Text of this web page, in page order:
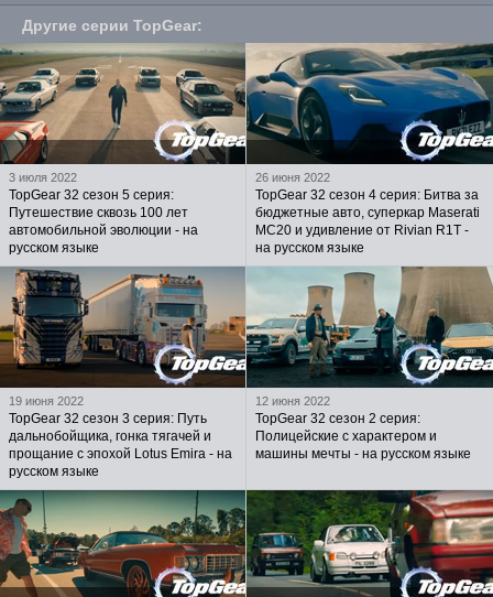
Другие серии TopGear:
3 июля 2022
TopGear 32 сезон 5 серия:
Путешествие сквозь 100 лет
автомобильной эволюции - на
русском языке
26 июня 2022
TopGear 32 сезон 4 серия: Битва за
бюджетные авто, суперкар Maserati
MC20 и удивление от Rivian R1T -
на русском языке
19 июня 2022
TopGear 32 сезон 3 серия: Путь
дальнобойщика, гонка тягачей и
прощание с эпохой Lotus Emira - на
русском языке
12 июня 2022
TopGear 32 сезон 2 серия:
Полицейские с характером и
машины мечты - на русском языке